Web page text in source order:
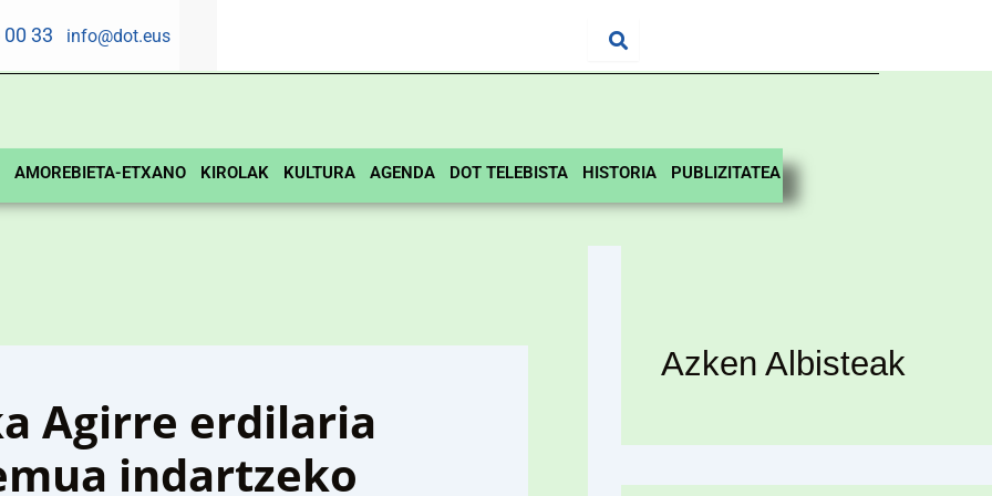
00 33 info@dot.eus
AMOREBIETA-ETXANO KIROLAK KULTURA AGENDA DOT TELEBISTA HISTORIA PUBLIZITATEA
Agirre erdilaria
indartzeko
Azken Albisteak